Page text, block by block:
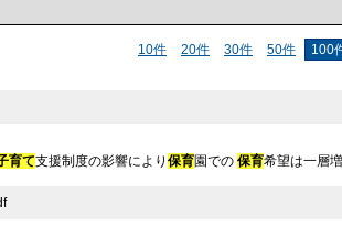
10件 20件 30件 50件 100
育て支援制度の影響により保育園での保育希望は一層